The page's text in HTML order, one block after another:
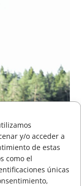
y/o acceder a
de estas
como el
únicas